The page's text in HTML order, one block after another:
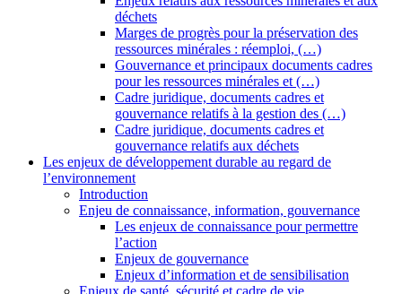
déchets
Marges de progrès pour la préservation des
ressources minérales : réemploi, (…)
Gouvernance et principaux documents cadres
pour les ressources minérales et (…)
Cadre juridique, documents cadres et
gouvernance relatifs à la gestion des (…)
Cadre juridique, documents cadres et
gouvernance relatifs aux déchets
Les enjeux de développement durable au regard de
l’environnement
Introduction
Enjeu de connaissance, information, gouvernance
Les enjeux de connaissance pour permettre
l’action
Enjeux de gouvernance
Enjeux d’information et de sensibilisation
Enjeux de santé, sécurité et cadre de vie